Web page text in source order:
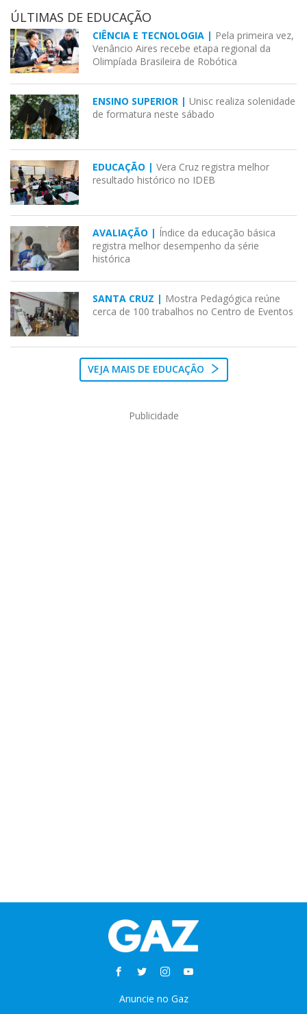
ÚLTIMAS DE EDUCAÇÃO
CIÊNCIA E TECNOLOGIA | Pela primeira vez,
Venâncio Aires recebe etapa regional da
Olimpíada Brasileira de Robótica
ENSINO SUPERIOR | Unisc realiza solenidade
de formatura neste sábado
EDUCAÇÃO | Vera Cruz registra melhor
resultado histórico no IDEB
AVALIAÇÃO | Índice da educação básica
registra melhor desempenho da série
histórica
SANTA CRUZ | Mostra Pedagógica reúne
cerca de 100 trabalhos no Centro de Eventos
VEJA MAIS DE EDUCAÇÃO
Publicidade
Anuncie no Gaz